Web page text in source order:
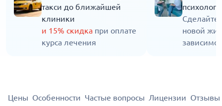
такси до ближайшей
клиники
и 15% скидка при оплате
курса лечения
психолога
Сделайте
новой
Цены Особенности Частые вопросы Лицензии Отзывы